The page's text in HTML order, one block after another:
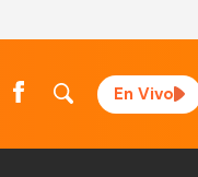
En Vivo